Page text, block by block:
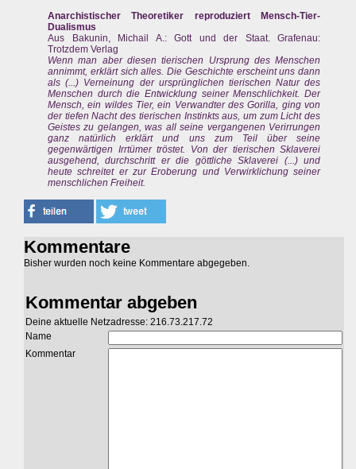
Anarchistischer Theoretiker reproduziert Mensch-Tier-
Dualismus
Aus Bakunin, Michail A.: Gott und der Staat. Grafenau:
Trotzdem Verlag
Wenn man aber diesen tierischen Ursprung des Menschen
annimmt, erklärt sich alles. Die Geschichte erscheint uns dann
als (...) Verneinung der ursprünglichen tierischen Natur des
Menschen durch die Entwicklung seiner Menschlichkeit. Der
Mensch, ein wildes Tier, ein Verwandter des Gorilla, ging von
der tiefen Nacht des tierischen Instinkts aus, um zum Licht des
Geistes zu gelangen, was all seine vergangenen Verirrungen
ganz natürlich erklärt und uns zum Teil über seine
gegenwärtigen Irrtümer tröstet. Von der tierischen Sklaverei
ausgehend, durchschritt er die göttliche Sklaverei (...) und
heute schreitet er zur Eroberung und Verwirklichung seiner
menschlichen Freiheit.
Kommentare
Bisher wurden noch keine Kommentare abgegeben.
Kommentar abgeben
Deine aktuelle Netzadresse: 216.73.217.72
Name
Kommentar